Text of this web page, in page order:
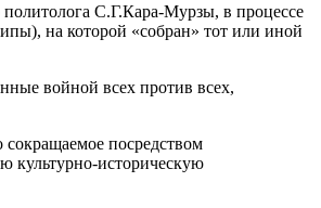
политолога С.Г.Кара-Мурзы, в процессе
на которой «собран» тот или иной
войной всех против всех,
посредством
культурно-историческую